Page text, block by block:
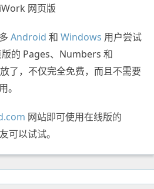
Android 和 Windows 用户尝试
的 Pages、Numbers 和
了，不仅完全免费，而且不需要
。
网站即可使用在线版的
可以试试。